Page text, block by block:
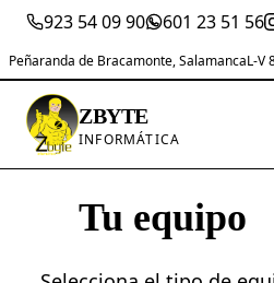
923 54 09 90 601 23 51 56
Peñaranda de Bracamonte, SalamancaL-V
ZBYTE
INFORMÁTICA
Tu equipo